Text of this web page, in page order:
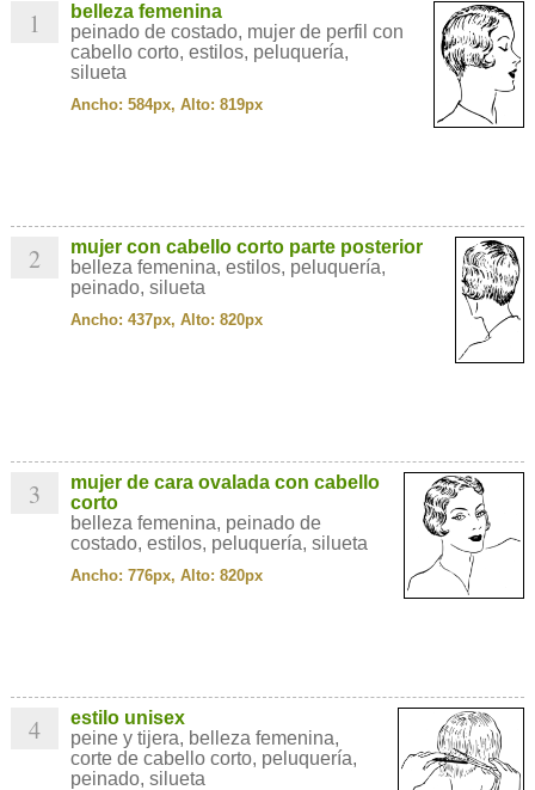
1
belleza femenina
peinado de costado, mujer de perfil con
cabello corto, estilos, peluquería,
silueta
Ancho: 584px, Alto: 819px
2
mujer con cabello corto parte posterior
belleza femenina, estilos, peluquería,
peinado, silueta
Ancho: 437px, Alto: 820px
3
mujer de cara ovalada con cabello
corto
belleza femenina, peinado de
costado, estilos, peluquería, silueta
Ancho: 776px, Alto: 820px
4
estilo unisex
peine y tijera, belleza femenina,
corte de cabello corto, peluquería,
peinado, silueta